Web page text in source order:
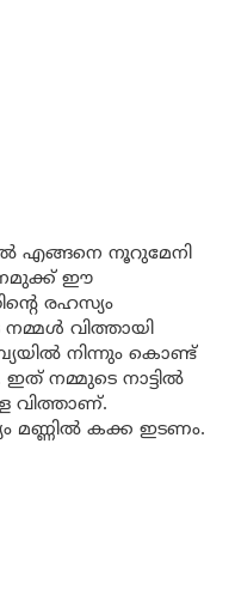
എങ്ങനെ നൂറുമേനി
നമുക്ക് ഈ
രഹസ്യം
വിത്തായി
നിന്നും കൊണ്ട്
നമ്മുടെ നാട്ടിൽ
വിത്താണ്.
മണ്ണിൽ കക്ക ഇടണം.